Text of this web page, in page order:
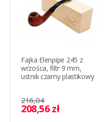
Fajka Elenpipe 245 z
wrzośca, filtr 9 mm,
ustnik czarny plastikowy
216,04
208,56 zł